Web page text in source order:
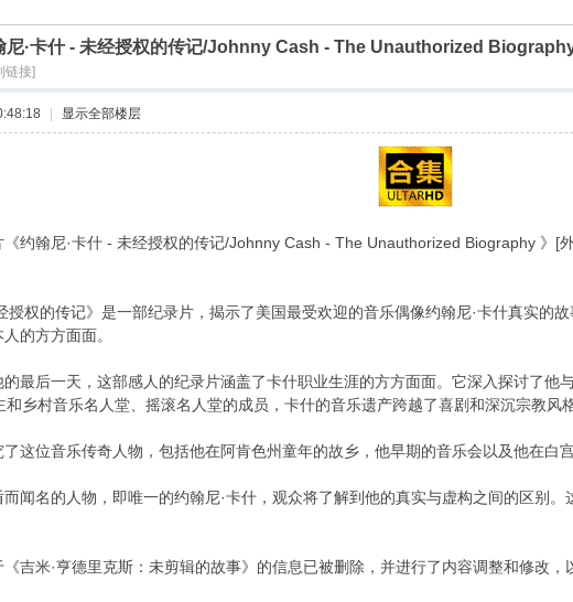
›
尼·卡什 - 未经授权的传记/Johnny Cash - The Unauthorized
链接]
显示全部楼层
《约翰尼·卡什 - 未经授权的传记/Johnny Cash - The Unauthorized Biography 》[
授权的传记》是一部纪录片，揭示了美国最受欢迎的音乐偶像约翰尼·卡什真实的
的方方面面。
的最后一天，这部感人的纪录片涵盖了卡什职业生涯的方方面面。它深入探讨了
乡村音乐名人堂、摇滚名人堂的成员，卡什的音乐遗产跨越了喜剧和深沉宗教风格
这位音乐传奇人物，包括他在阿肯色州童年的故乡，他早期的音乐会以及他在白
闻名的人物，即唯一的约翰尼·卡什，观众将了解到他的真实与虚构之间的区别
吉米·亨德里克斯：未剪辑的故事》的信息已被删除，并进行了内容调整和修改，